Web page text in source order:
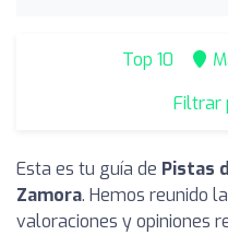
Top 10
Filtrar
Esta es tu guía de Pistas
Zamora. Hemos reunido
valoraciones y opiniones